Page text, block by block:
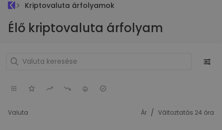
Kriptovaluta árfolyamok
Élő kriptovaluta árfolyam
Valuta Ár / Változtatás 24 óra